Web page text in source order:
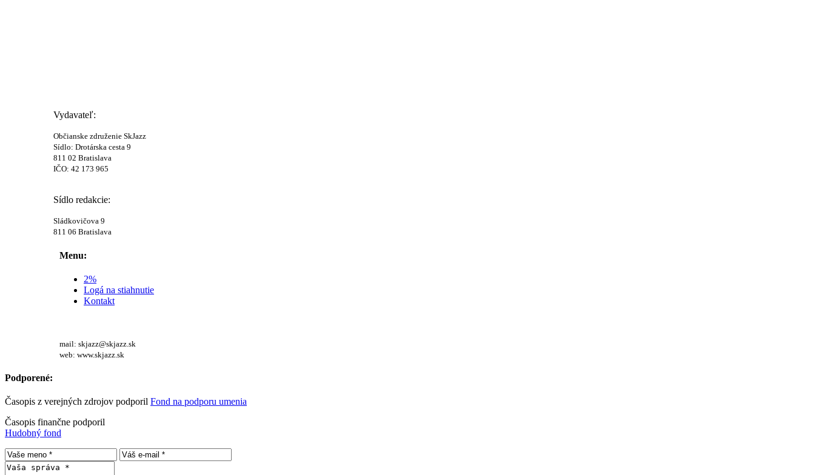
Vydavateľ:
Občianske združenie SkJazz
Sídlo: Drotárska cesta 9
811 02 Bratislava
IČO: 42 173 965
Sídlo redakcie:
Sládkovičova 9
811 06 Bratislava
Menu:
2%
Logá na stiahnutie
Kontakt
mail: skjazz@skjazz.sk
web: www.skjazz.sk
Podporené:
Časopis z verejných zdrojov podporil Fond na podporu umenia
Časopis finančne podporil
Hudobný fond